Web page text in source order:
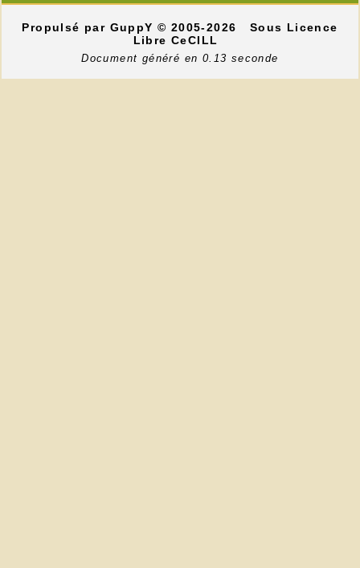
Propulsé par GuppY© 2005-2026
Sous Licence
Libre CeCILL
Document généré en 0.13 seconde